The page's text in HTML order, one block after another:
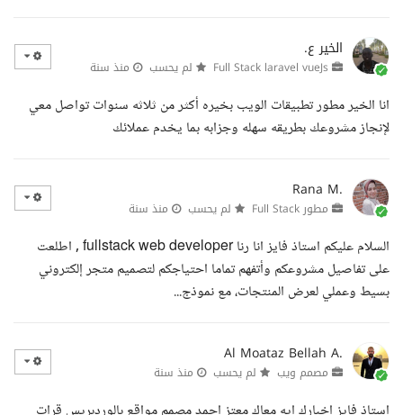
الخير ع.
لم يحسب منذ سنة
انا الخير مطور تطبيقات الويب بخيره أكثر من ثلاثه سنوات تواصل معي
لإنجاز مشروعك بطريقه سهله وجزابه بما يخدم عملائك
Rana M.
مطور Full Stack لم يحسب منذ سنة
السلام عليكم استاذ فايز انا رنا fullstack web developer , اطلعت
على تفاصيل مشروعكم وأتفهم تماما احتياجكم لتصميم متجر إلكتروني
بسيط وعملي لعرض المنتجات، مع نموذج...
Al Moataz Bellah A.
مصمم ويب لم يحسب منذ سنة